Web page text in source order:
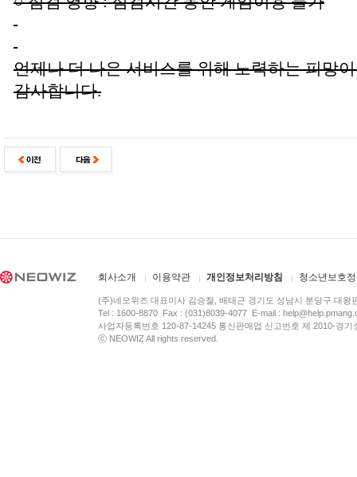
언제나 더 나은 서비스를 위해 노력하는 피망
감사합니다.
회사소개 이용약관 개인정보처리방침 청소년보호
(주)네오위즈 대표이사 김승철, 배태근 경기도 성남시 분당구 대왕
Tel : 1600-8870 Fax : (031)8039-4077 E-mail :
사업자등록번호 120-87-14245 통신판매업 신고번호 제 2010-경
ⓒ NEOWIZ All rights reserved.